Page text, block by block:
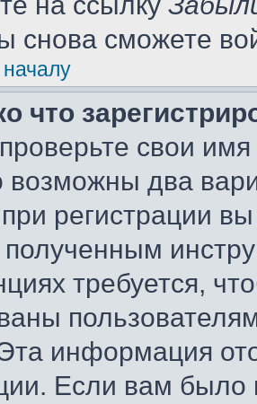
снова сможете
что
свои
возможны два
регистрации
полученным
требуется,
информация
Если вам